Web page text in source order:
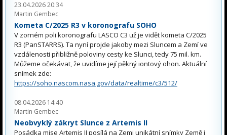
23.04.2026 20:34
Martin Gembec
Kometa C/2025 R3 v koronografu SOHO
V zorném poli koronografu LASCO C3 už je vidět kometa C/2025
R3 (PanSTARRS). Ta nyní projde jakoby mezi Sluncem a Zemí ve
vzdálenosti přibližně poloviny cesty ke Slunci, tedy 75 mil. km.
Můžeme očekávat, že uvidíme její pěkný iontový ohon. Aktuální
snímek zde:
https://soho.nascom.nasa.gov/data/realtime/c3/512/
08.04.2026 14:40
Martin Gembec
Neobvyklý zákryt Slunce z Artemis II
Posádka mise Artemis II posílá na Zemi unikátní snímky Země i